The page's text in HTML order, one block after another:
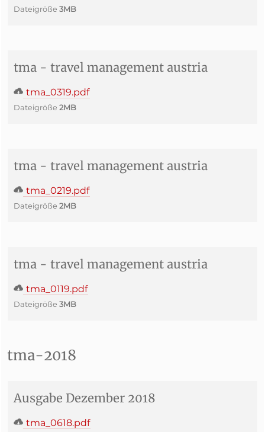
Dateigröße 3MB
tma - travel management austria
tma_0319.pdf
Dateigröße 2MB
tma - travel management austria
tma_0219.pdf
Dateigröße 2MB
tma - travel management austria
tma_0119.pdf
Dateigröße 3MB
tma-2018
Ausgabe Dezember 2018
tma_0618.pdf